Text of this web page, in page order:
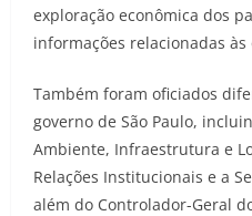
exploração econômica dos
informações relacionadas às
Também foram oficiados
governo de São Paulo,
Ambiente, Infraestrutura e
Relações Institucionais e a
além do Controlador-Geral